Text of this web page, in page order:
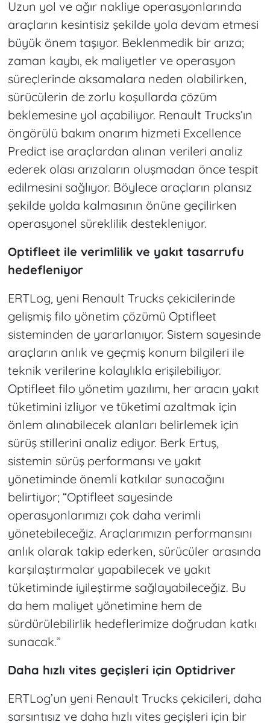
Uzun yol ve ağır nakliye operasyonlarında
araçların kesintisiz şekilde yola devam etmesi
büyük önem taşıyor. Beklenmedik bir arıza;
zaman kaybı, ek maliyetler ve operasyon
süreçlerinde aksamalara neden olabilirken,
sürücülerin de zorlu koşullarda çözüm
beklemesine yol açabiliyor. Renault Trucks’ın
öngörülü bakım onarım hizmeti Excellence
Predict ise araçlardan alınan verileri analiz
ederek olası arızaların oluşmadan önce tespit
edilmesini sağlıyor. Böylece araçların plansız
şekilde yolda kalmasının önüne geçilirken
operasyonel süreklilik destekleniyor.
Optifleet ile verimlilik ve yakıt tasarrufu
hedefleniyor
ERTLog, yeni Renault Trucks çekicilerinde
gelişmiş filo yönetim çözümü Optifleet
sisteminden de yararlanıyor. Sistem sayesinde
araçların anlık ve geçmiş konum bilgileri ile
teknik verilerine kolaylıkla erişilebiliyor.
Optifleet filo yönetim yazılımı, her aracın yakıt
tüketimini izliyor ve tüketimi azaltmak için
önlem alınabilecek alanları belirlemek için
sürüş stillerini analiz ediyor. Berk Ertuş,
sistemin sürüş performansı ve yakıt
yönetiminde önemli katkılar sunacağını
belirtiyor; “Optifleet sayesinde
operasyonlarımızı çok daha verimli
yönetebileceğiz. Araçlarımızın performansını
anlık olarak takip ederken, sürücüler arasında
karşılaştırmalar yapabilecek ve yakıt
tüketiminde iyileştirme sağlayabileceğiz. Bu
da hem maliyet yönetimine hem de
sürdürülebilirlik hedeflerimize doğrudan katkı
sunacak.”
Daha hızlı vites geçişleri için Optidriver
ERTLog’un yeni Renault Trucks çekicileri, daha
sarsıntısız ve daha hızlı vites geçişleri için bir